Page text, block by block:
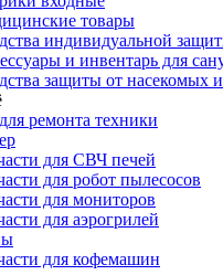
товары
индивидуальной
и инвентарь для
защиты от насекомых
ремонта техники
для СВЧ печей
для робот пылесосов
для мониторов
для аэрогрилей
для кофемашин